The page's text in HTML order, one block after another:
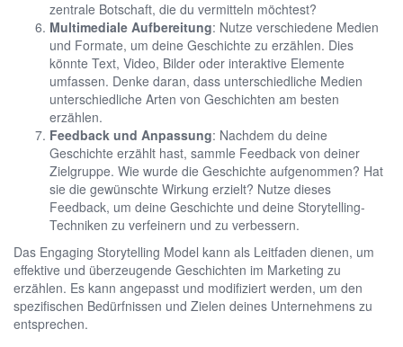
zentrale Botschaft, die du vermitteln möchtest?
Multimediale Aufbereitung: Nutze verschiedene Medien
und Formate, um deine Geschichte zu erzählen. Dies
könnte Text, Video, Bilder oder interaktive Elemente
umfassen. Denke daran, dass unterschiedliche Medien
unterschiedliche Arten von Geschichten am besten
erzählen.
Feedback und Anpassung: Nachdem du deine
Geschichte erzählt hast, sammle Feedback von deiner
Zielgruppe. Wie wurde die Geschichte aufgenommen? Hat
sie die gewünschte Wirkung erzielt? Nutze dieses
Feedback, um deine Geschichte und deine Storytelling-
Techniken zu verfeinern und zu verbessern.
Das Engaging Storytelling Model kann als Leitfaden dienen, um
effektive und überzeugende Geschichten im Marketing zu
erzählen. Es kann angepasst und modifiziert werden, um den
spezifischen Bedürfnissen und Zielen deines Unternehmens zu
entsprechen.